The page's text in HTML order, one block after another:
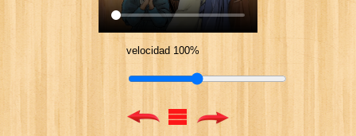
velocidad 100%